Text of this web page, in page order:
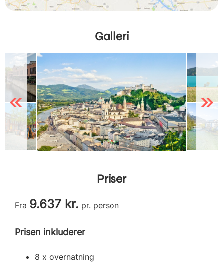
Galleri
Previous Next
Priser
Fra 9.637 kr. pr. person
Prisen inkluderer
8 x overnatning